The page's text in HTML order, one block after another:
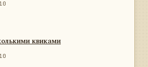
квиками